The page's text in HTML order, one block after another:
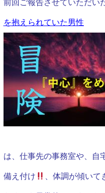
前回ご報告させていただい
を抱えられていた男性
は、仕事先の事務室や、自
備え付け 、体調が傾い